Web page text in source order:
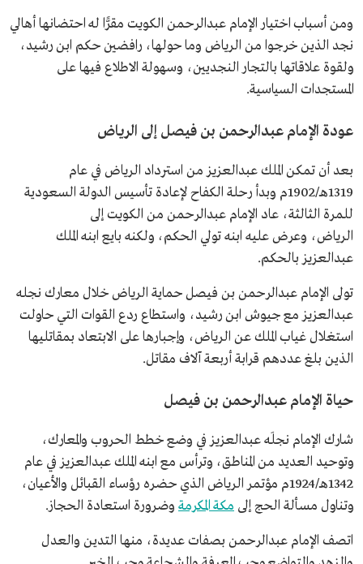
ومن أسباب اختيار الإمام عبدالرحمن الكويت مقرًّا له احتضانها أهالي
نجد الذين خرجوا من الرياض وما حولها، رافضين حكم ابن رشيد،
ولقوة علاقاتها بالتجار النجديين، وسهولة الاطلاع فيها على
المستجدات السياسية.
عودة الإمام عبدالرحمن بن فيصل إلى الرياض
بعد أن تمكن الملك عبدالعزيز من استرداد الرياض في عام
1319هـ/1902م وبدأ رحلة الكفاح لإعادة تأسيس الدولة السعودية
للمرة الثالثة، عاد الإمام عبدالرحمن من الكويت إلى
الرياض، وعرض عليه ابنه تولي الحكم، ولكنه بايع ابنه الملك
عبدالعزيز بالحكم.
تولى الإمام عبدالرحمن بن فيصل حماية الرياض خلال معارك نجله
عبدالعزيز مع جيوش ابن رشيد، واستطاع ردع القوات التي حاولت
استغلال غياب الملك عن الرياض، وإجبارها على الابتعاد بمقاتليها
الذين بلغ عددهم قرابة أربعة آلاف مقاتل.
حياة الإمام عبدالرحمن بن فيصل
شارك الإمام نجلَه عبدالعزيز في وضع خطط الحروب والمعارك،
وتوحيد العديد من المناطق، وترأس مع ابنه الملك عبدالعزيز في عام
1342هـ/1924م مؤتمر الرياض الذي حضره رؤساء القبائل والأعيان،
وتناول مسألة الحج إلى مكة المكرمة وضرورة استعادة الحجاز.
اتصف الإمام عبدالرحمن بصفات عديدة، منها التدين والعدل